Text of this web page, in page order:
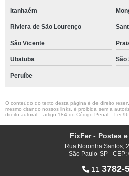
Itanhaém
Riviera de São Lourenço
São Vicente
Ubatuba São
Peruíbe
O conteúdo do texto desta página é de direito
mesmo citando nossos links, é proibida sem a
direito autoral – artigo 184 do Código Penal – Lei
FixFer - Postes
Rua Noronha Santos,
São Paulo-SP -
11 3782-